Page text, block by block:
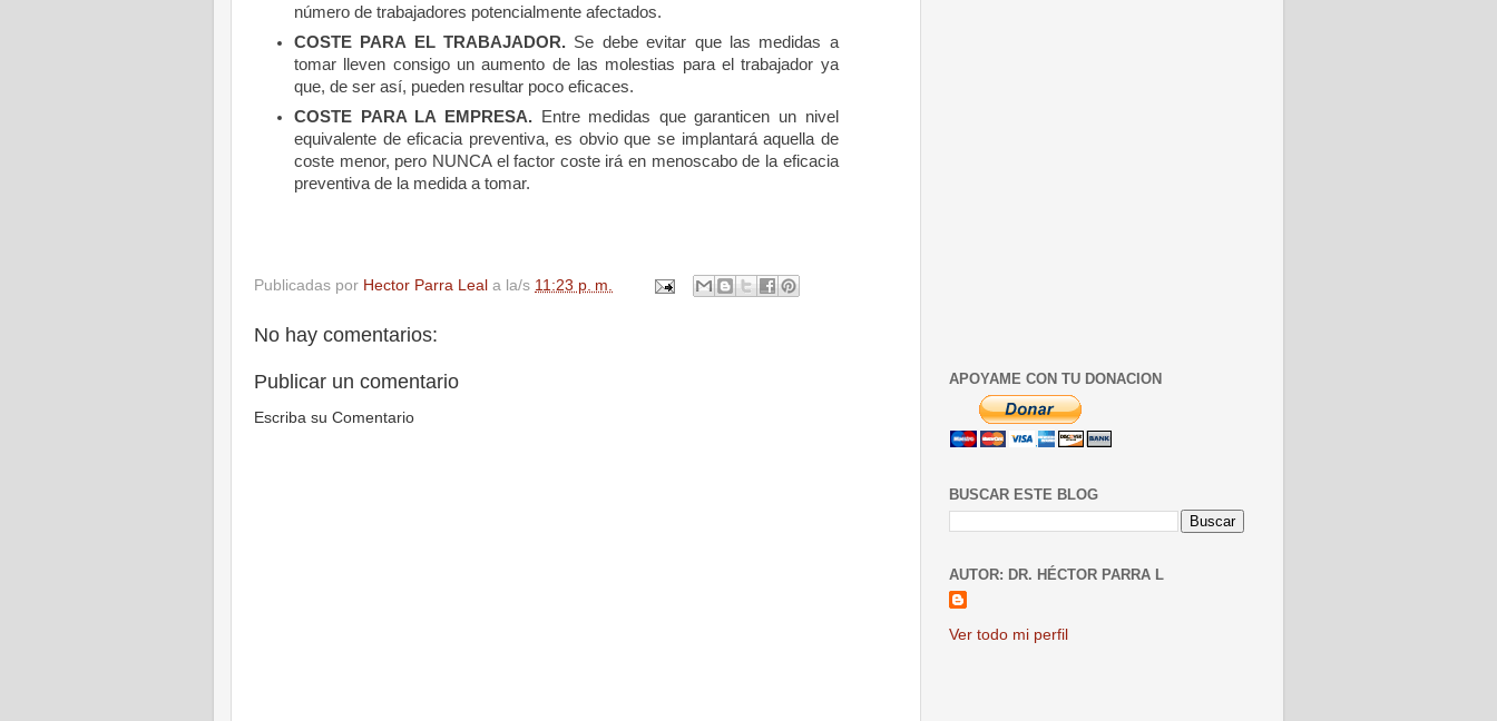
número de trabajadores potencialmente afectados.
COSTE PARA EL TRABAJADOR. Se debe evitar que las medidas a
tomar lleven consigo un aumento de las molestias para el trabajador ya
que, de ser así, pueden resultar poco eficaces.
COSTE PARA LA EMPRESA.Entre medidas que garanticen un nivel
equivalente de eficacia preventiva, es obvio que se implantará aquella de
coste menor, pero NUNCA el factor coste irá en menoscabo de la eficacia
preventiva de la medida a tomar.
Publicadas por Hector Parra Leal a la/s 11:23 p. m.
No hay comentarios:
Publicar un comentario
Escriba su Comentario
APOYAME CON TU DONACION
BUSCAR ESTE BLOG
AUTOR: DR. HÉCTOR PARRA L
Ver todo mi perfil